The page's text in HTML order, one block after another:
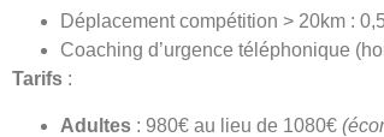
Déplacement compétition > 20km :
Coaching d’urgence téléphonique
Tarifs :
Adultes : 980€ au lieu de 1080€